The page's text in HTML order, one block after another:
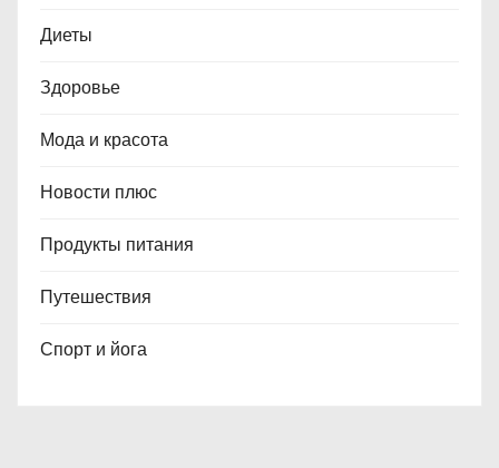
Диеты
Здоровье
Мода и красота
Новости плюс
Продукты питания
Путешествия
Спорт и йога